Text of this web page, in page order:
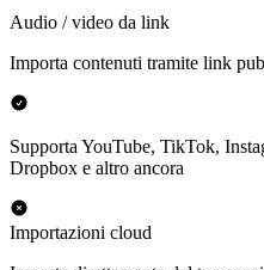
Audio / video da link
Importa contenuti tramite link
Supporta YouTube, TikTok,
Dropbox e altro ancora
Importazioni cloud